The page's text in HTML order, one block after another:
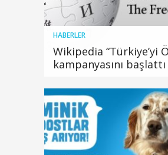
HABERLER
Wikipedia “Türkiye’yi
kampanyasını başlattı